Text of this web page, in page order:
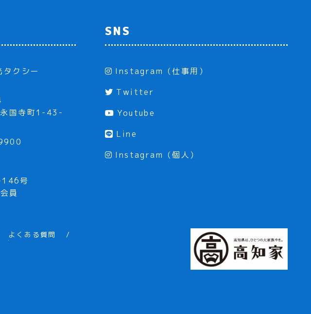
クシー
国寺町1-43-
146号
員
SNS
Instagram（仕事用）
Twitter
Youtube
Line
Instagram（個人）
よくある質問